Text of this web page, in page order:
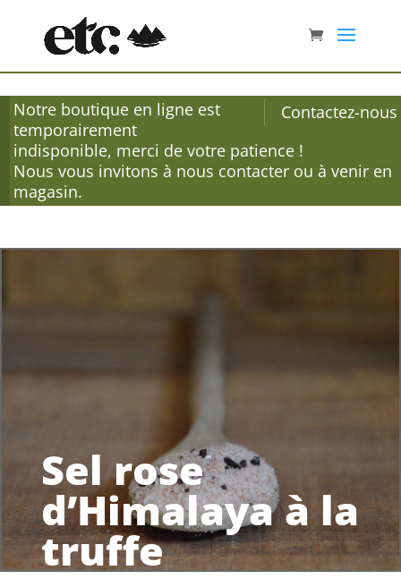
Contactez-nous
Notre boutique en ligne est
temporairement
indisponible, merci de votre patience !
Nous vous invitons à nous contacter ou à venir en
magasin.
Sel rose
d’Himalaya à la
truffe